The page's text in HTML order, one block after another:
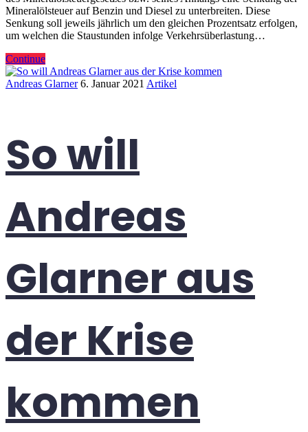
Mineralölsteuer auf Benzin und Diesel zu unterbreiten. Diese
Senkung soll jeweils jährlich um den gleichen Prozentsatz erfolgen,
um welchen die Staustunden infolge Verkehrsüberlastung…
Continue
Andreas Glarner 6. Januar 2021 Artikel
So will
Andreas
Glarner aus
der Krise
kommen